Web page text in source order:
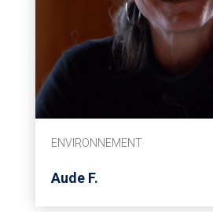
ENVIRONNEMENT
Aude F.